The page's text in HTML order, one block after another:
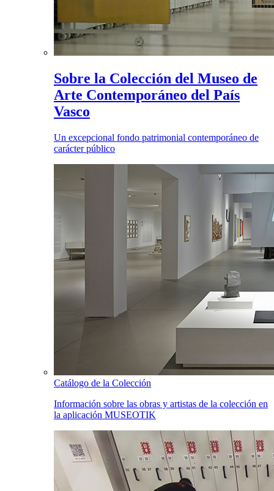
Sobre la Colección del Museo de
Arte Contemporáneo del País
Vasco
Un excepcional fondo patrimonial contemporáneo de
carácter público
Catálogo de la Colección
Información sobre las obras y artistas de la colección en
la aplicación MUSEOTIK